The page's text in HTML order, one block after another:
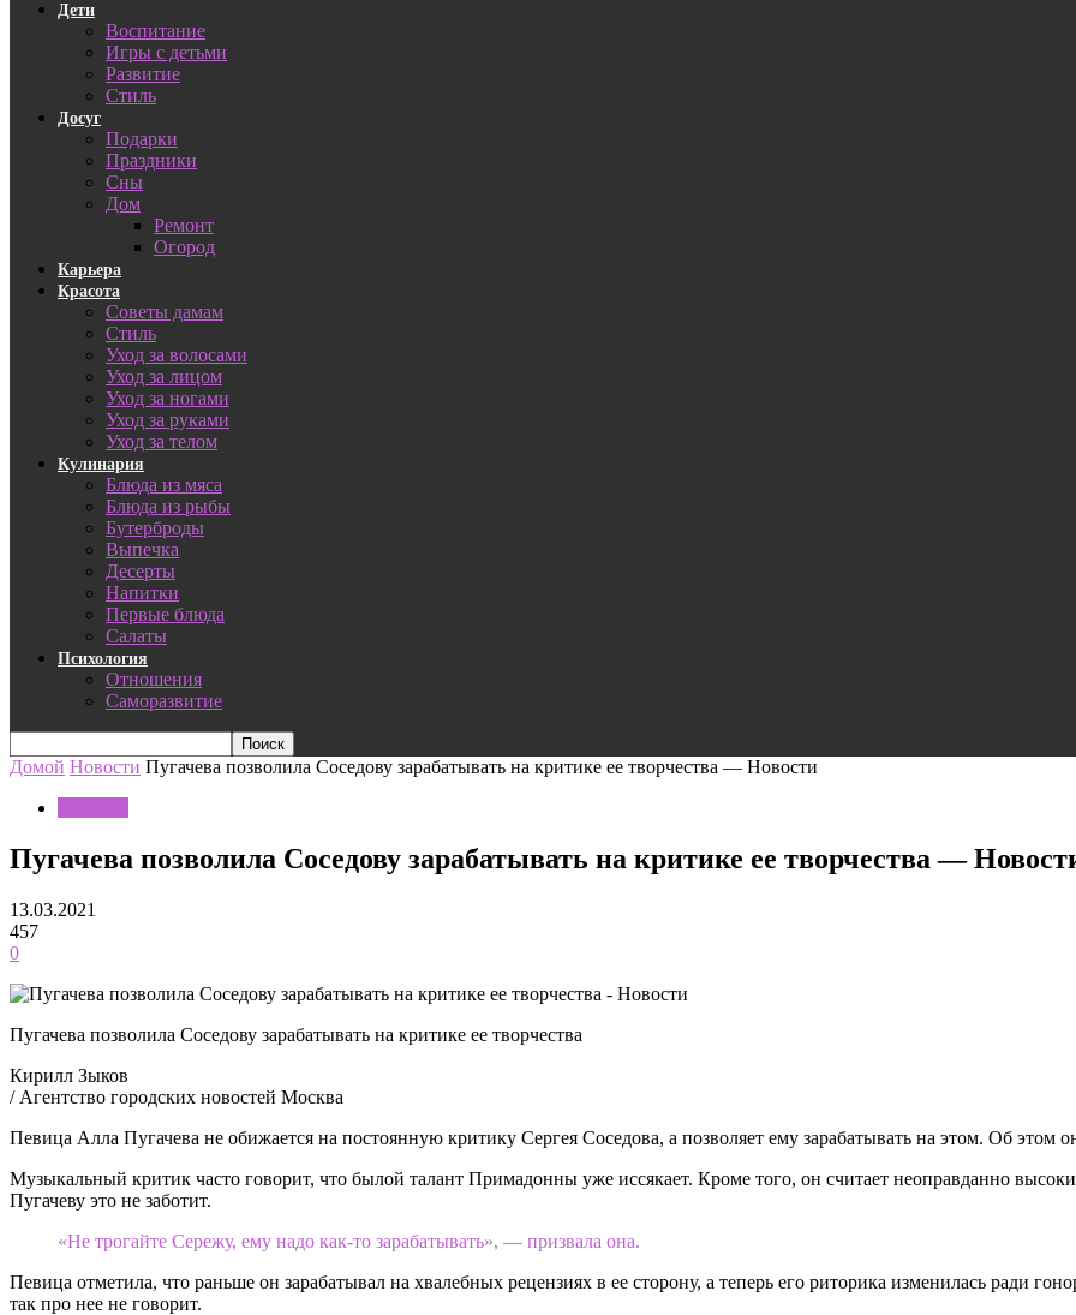
Дети
Воспитание
Игры с детьми
Развитие
Стиль
Досуг
Подарки
Праздники
Сны
Дом
Ремонт
Огород
Карьера
Красота
Советы дамам
Стиль
Уход за волосами
Уход за лицом
Уход за ногами
Уход за руками
Уход за телом
Кулинария
Блюда из мяса
Блюда из рыбы
Бутерброды
Выпечка
Десерты
Напитки
Первые блюда
Салаты
Психология
Отношения
Саморазвитие
Домой Новости Пугачева позволила Соседову зарабатывать на критике ее творчества — Новости
Пугачева позволила Соседову зарабатывать на критике ее творчества —
13.03.2021
457
0
Пугачева позволила Соседову зарабатывать на критике ее творчества
Кирилл Зыков
/ Агентство городских новостей Москва
Певица Алла Пугачева не обижается на постоянную критику Сергея Соседова, а позволяет ему зарабатывать на этом. Об
Музыкальный критик часто говорит, что былой талант Примадонны уже иссякает. Кроме того, он считает неоправданно
Пугачеву это не заботит.
«Не трогайте Сережу, ему надо как-то зарабатывать», — призвала она.
Певица отметила, что раньше он зарабатывал на хвалебных рецензиях в ее сторону, а теперь его риторика изменилась ради
так про нее не говорит.